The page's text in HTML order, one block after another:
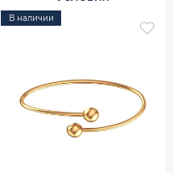
В наличии